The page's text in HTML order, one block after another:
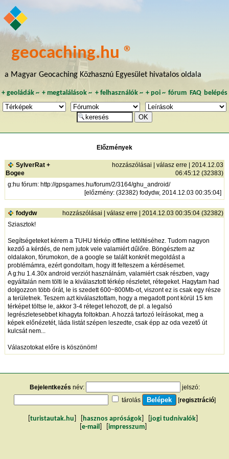
geocaching.hu ®
a Magyar Geocaching Közhasznú Egyesület hivatalos oldala
+ geoládák~ +megtalálások ~ + felhasználók~ + poi~ fórum FAQ belépés
Előzmények
SylverRat +
Bogee
hozzászólásai | válasz erre | 2014.12.03
06:45:12 (32383)
g:hu fórum: http://gpsgames.hu/forum/2/3164/ghu_android/
[előzmény: (32382) fodydw, 2014.12.03 00:35:04]
fodydw hozzászólásai | válasz erre | 2014.12.03 00:35:04 (32382)
Sziasztok!
Segítségeteket kérem a TUHU térkép offline letöltéséhez. Tudom nagyon
kezdő a kérdés, de nem jutok vele valamiért dűlőre. Böngésztem az
oldalakon, fórumokon, de a google se talált konkrét megoldást a
problémámra, ezért gondoltam, hogy itt felteszem a kérdésemet.
A g:hu 1.4.30x android verziót használnám, valamiért csak részben, vagy
egyáltalán nem tölti le a kiválasztott térkép részletet, rétegeket. Hagytam had
dolgozzon több órát, le is szedett 600~800Mb-ot, viszont ez is csak egy része
a területnek. Teszem azt kiválasztottam, hogy a megadott pont körül 15 km
térképet töltse le, akkor 3-4 réteget lehozott, de pl. a legalsó
legrészletesebbet kihagyta foltokban. A hozzá tartozó leírásokat, meg a
képek előnézetét, láda listát szépen leszedte, csak épp az oda vezető út
kulcsát nem...
Válaszotokat előre is köszönöm!
Bejelentkezés név:
jelszó:
tárolás
[regisztráció]
turistautak.hu hasznos apróságok jogi tudnivalók
e-mail impresszum]